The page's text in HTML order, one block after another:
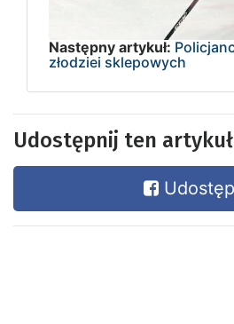
Następny artykuł:
złodziei sklepowych
Udostępnij ten